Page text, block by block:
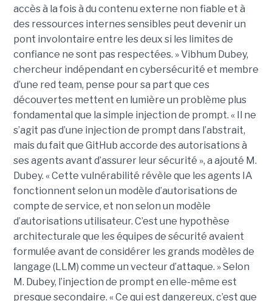
accès à la fois à du contenu externe non fiable et à
des ressources internes sensibles peut devenir un
pont involontaire entre les deux si les limites de
confiance ne sont pas respectées. » Vibhum Dubey,
chercheur indépendant en cybersécurité et membre
d’une red team, pense pour sa part que ces
découvertes mettent en lumière un problème plus
fondamental que la simple injection de prompt. « Il ne
s’agit pas d’une injection de prompt dans l’abstrait,
mais du fait que GitHub accorde des autorisations à
ses agents avant d’assurer leur sécurité », a ajouté M.
Dubey. « Cette vulnérabilité révèle que les agents IA
fonctionnent selon un modèle d’autorisations de
compte de service, et non selon un modèle
d’autorisations utilisateur. C’est une hypothèse
architecturale que les équipes de sécurité avaient
formulée avant de considérer les grands modèles de
langage (LLM) comme un vecteur d’attaque. » Selon
M. Dubey, l’injection de prompt en elle-même est
presque secondaire. « Ce qui est dangereux, c’est que